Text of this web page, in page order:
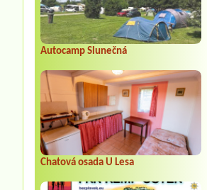
Autocamp Slunečná
Chatová osada U Lesa